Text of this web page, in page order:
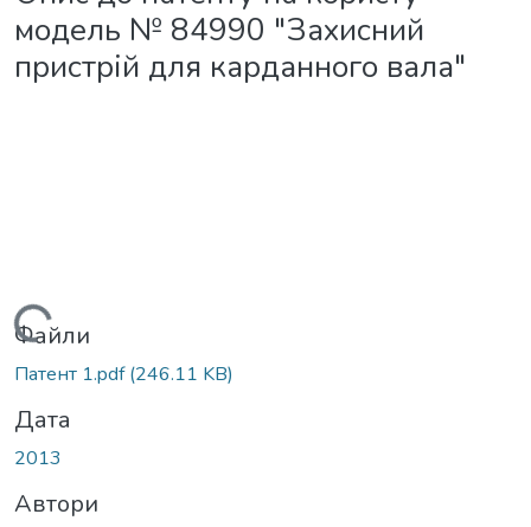
модель № 84990 "Захисний
пристрій для карданного вала"
Вантажиться...
Файли
Патент 1.pdf(246.11 KB)
Дата
2013
Автори